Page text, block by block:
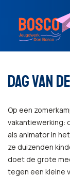
DAG VAN
Op een
vakantiewerking:
als animator in
ze duizenden
doet de grote
tegen een kleine